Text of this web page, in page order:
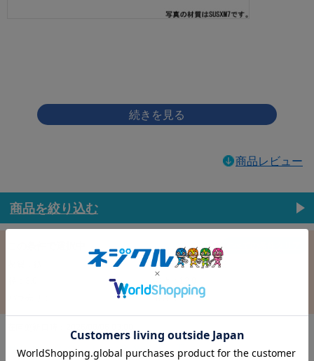
商品レビュー
商品を絞り込む
表面処理：ｸﾛｰﾑ(銀)
在庫：
サンコータイト（＋）Ｐタイプ 皿